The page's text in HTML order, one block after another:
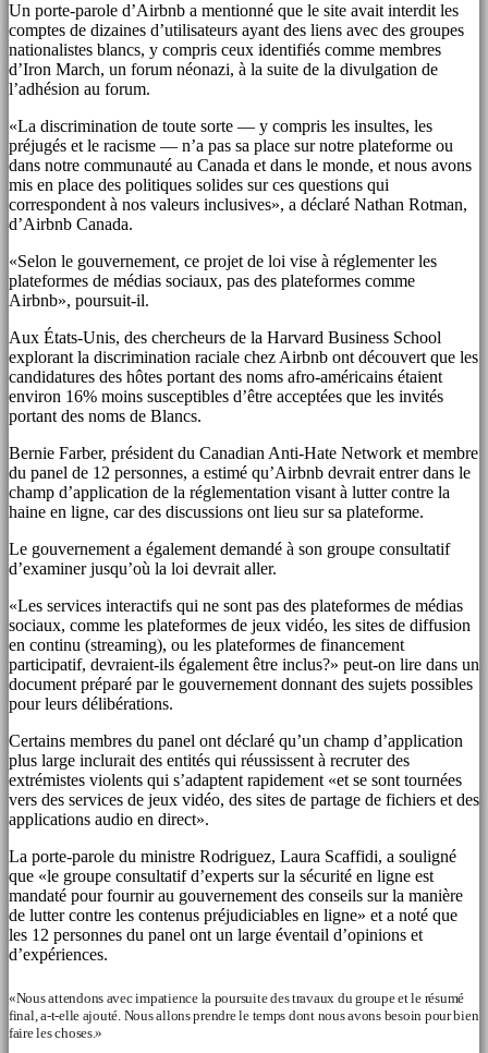
Un porte-parole d’Airbnb a mentionné que le site avait interdit les
comptes de dizaines d’utilisateurs ayant des liens avec des groupes
nationalistes blancs, y compris ceux identifiés comme membres
d’Iron March, un forum néonazi, à la suite de la divulgation de
l’adhésion au forum.
«La discrimination de toute sorte — y compris les insultes, les
préjugés et le racisme — n’a pas sa place sur notre plateforme ou
dans notre communauté au Canada et dans le monde, et nous avons
mis en place des politiques solides sur ces questions qui
correspondent à nos valeurs inclusives», a déclaré Nathan Rotman,
d’Airbnb Canada.
«Selon le gouvernement, ce projet de loi vise à réglementer les
plateformes de médias sociaux, pas des plateformes comme
Airbnb», poursuit-il.
Aux États-Unis, des chercheurs de la Harvard Business School
explorant la discrimination raciale chez Airbnb ont découvert que les
candidatures des hôtes portant des noms afro-américains étaient
environ 16% moins susceptibles d’être acceptées que les invités
portant des noms de Blancs.
Bernie Farber, président du Canadian Anti-Hate Network et membre
du panel de 12 personnes, a estimé qu’Airbnb devrait entrer dans le
champ d’application de la réglementation visant à lutter contre la
haine en ligne, car des discussions ont lieu sur sa plateforme.
Le gouvernement a également demandé à son groupe consultatif
d’examiner jusqu’où la loi devrait aller.
«Les services interactifs qui ne sont pas des plateformes de médias
sociaux, comme les plateformes de jeux vidéo, les sites de diffusion
en continu (streaming), ou les plateformes de financement
participatif, devraient-ils également être inclus?» peut-on lire dans un
document préparé par le gouvernement donnant des sujets possibles
pour leurs délibérations.
Certains membres du panel ont déclaré qu’un champ d’application
plus large inclurait des entités qui réussissent à recruter des
extrémistes violents qui s’adaptent rapidement «et se sont tournées
vers des services de jeux vidéo, des sites de partage de fichiers et des
applications audio en direct».
La porte-parole du ministre Rodriguez, Laura Scaffidi, a souligné
que «le groupe consultatif d’experts sur la sécurité en ligne est
mandaté pour fournir au gouvernement des conseils sur la manière
de lutter contre les contenus préjudiciables en ligne» et a noté que
les 12 personnes du panel ont un large éventail d’opinions et
d’expériences.
«Nous attendons avec impatience la poursuite des travaux du groupe et le résumé
final, a-t-elle ajouté. Nous allons prendre le temps dont nous avons besoin pour bien
faire les choses.»